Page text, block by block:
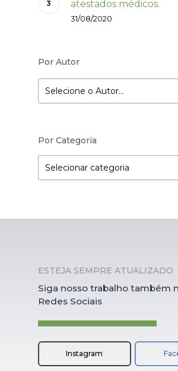
atestados médicos.
31/08/2020
Por Autor
Selecione o Autor…
Por Categoria
Por
Categoria
Selecionar categoria
Categoria
ESTEJA SEMPRE ATUALIZADO
Siga nosso trabalho também
Redes Sociais
Instagram